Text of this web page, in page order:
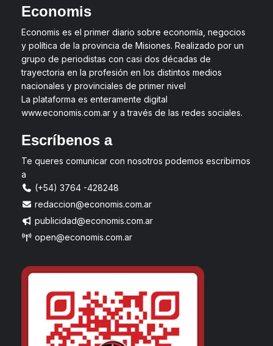
Economis
Economis es el primer diario sobre economía, negocios
y política de la provincia de Misiones. Realizado por un
grupo de periodistas con casi dos décadas de
trayectoria en la profesión en los distintos medios
nacionales y provinciales de primer nivel
La plataforma es enteramente digital
www.economis.com.ar y a través de las redes sociales.
Escríbenos a
Te queres comunicar con nosotros podemos escribirnos
a
(+54) 3764 -428248
redaccion@economis.com.ar
publicidad@economis.com.ar
open@economis.com.ar